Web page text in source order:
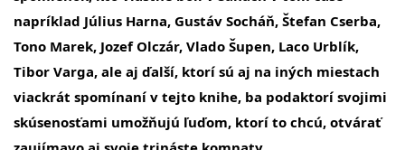
napríklad Július Harna, Gustáv Socháň, Štefan Cserba,
Tono Marek, Jozef Olczár, Vlado Šupen, Laco Urblík,
Tibor Varga, ale aj ďalší, ktorí sú aj na iných miestach
viackrát spomínaní v tejto knihe, ba podaktorí svojimi
skúsenosťami umožňujú ľuďom, ktorí to chcú, otvárať